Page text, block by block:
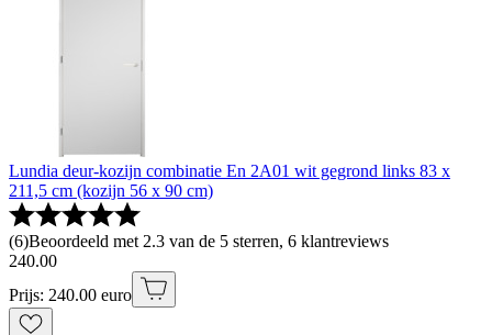
Lundia deur-kozijn combinatie En 2A01 wit gegrond links 83 x
211,5 cm (kozijn 56 x 90 cm)
(6)Beoordeeld met 2.3 van de 5 sterren, 6 klantreviews
240.00
Prijs: 240.00 euro